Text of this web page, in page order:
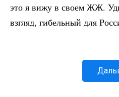
это я вижу в своем ЖЖ.
взгляд, гибельный для